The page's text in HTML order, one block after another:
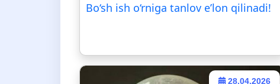
Bo‘sh ish o‘rniga tanlov e’lon qilinadi!
28.04.2026